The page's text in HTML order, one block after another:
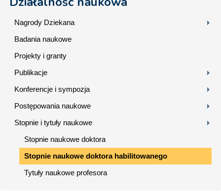
Nagrody Dziekana
Badania naukowe
Projekty i granty
Publikacje
Konferencje i sympozja
Postępowania naukowe
Stopnie i tytuły naukowe
Stopnie naukowe doktora
Stopnie naukowe doktora habilitowanego
Tytuły naukowe profesora